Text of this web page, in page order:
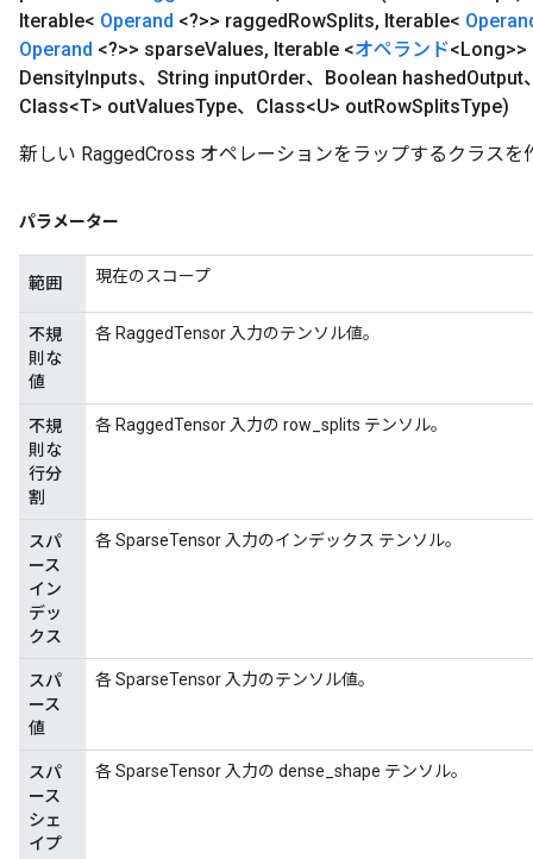
Iterable< Operand <?>> raggedRowSplits, Iterable<
Operand <?>> sparseValues, Iterable <オペランド
DensityInputs、String inputOrder、Boolean hashedOutput
Class<T> outValuesType、Class<U> outRowSplitsType)
新しい RaggedCross オペレーションをラップするクラス
パラメーター
範囲 現在のスコープ
不規
則な
値
各 RaggedTensor 入力のテンソル値。
不規
則な
行分
割
各 RaggedTensor 入力の row_splits テンソル。
スパ
ース
イン
デッ
クス
各 SparseTensor 入力のインデックス テンソル。
スパ
ース
値
各 SparseTensor 入力のテンソル値。
スパ
ース
シェ
イプ
各 SparseTensor 入力の dense_shape テンソル。